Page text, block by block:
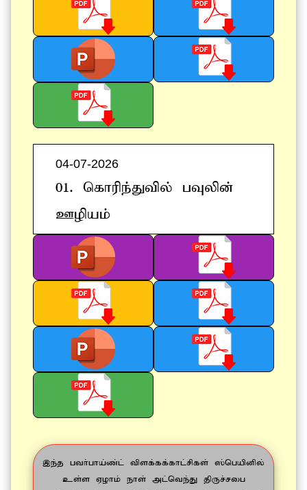
04-07-2026
01. nfhupe;Jtpy; gTypd;
Copak;
,e;j gth;gha;z;l; tpsf;ff;fhl;rpfs; ];ngapdpy;
cs;s Vohk; ehs; ml;nte;J jpUr;rig